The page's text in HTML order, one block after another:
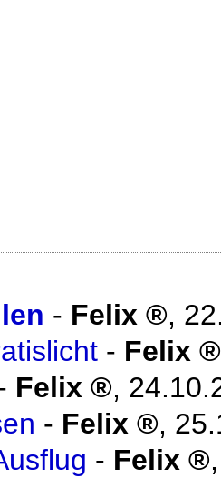
- Felix ,
- Felix
Felix ,
- Felix ,
- Felix